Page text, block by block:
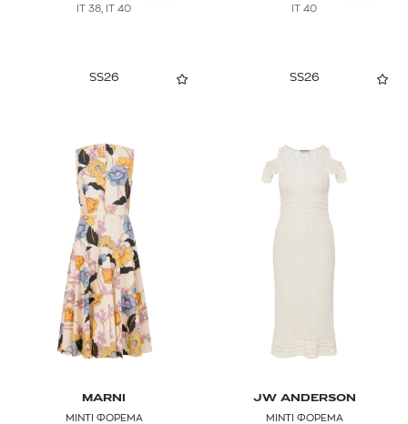
IT 38, IT 40 IT 40
SS26
MARNI
ΜΙΝΤΙ ΦΟΡΕΜΑ
SS26
JW ANDERSON
ΜΙΝΤΙ ΦΟΡΕΜΑ